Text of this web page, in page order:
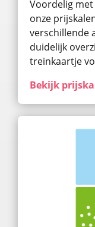
Voordelig met
onze
verschillende
duidelijk
treinkaartje
Bekijk